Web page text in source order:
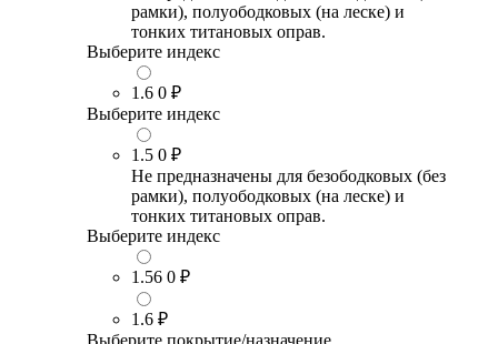
рамки), полуободковых (на леске) и
тонких титановых оправ.
Выберите индекс
1.6 0 ₽
Выберите индекс
1.5 0 ₽
Не предназначены для безободковых (без
рамки), полуободковых (на леске) и
тонких титановых оправ.
Выберите индекс
1.56 0 ₽
1.6 ₽
Выберите покрытие/назначение